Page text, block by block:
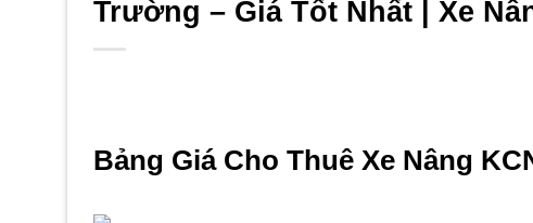
Trường – Giá Tốt Nhất | Xe
Bảng Giá Cho Thuê Xe Nâng